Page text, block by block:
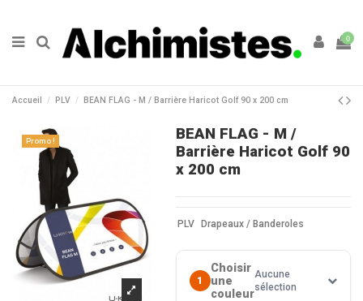
0
Accueil PLV BEAN FLAG - M / Barrière Haricot Golf 90 x 200 cm
Promo !
BEAN FLAG - M /
Barrière Haricot Golf 90
x 200 cm
PLV Drapeaux / Banderoles
1
Choisir
une
couleur
Aucune
sélection